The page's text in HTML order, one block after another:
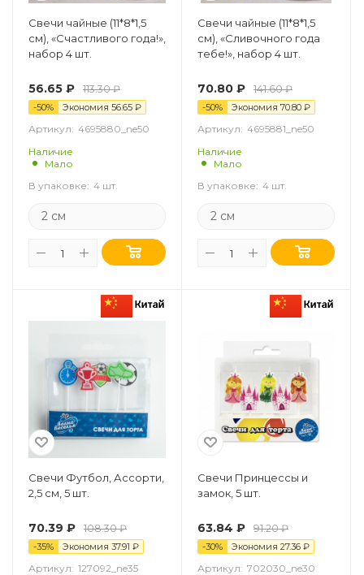
Свечи чайные (11*8*1,5
см), «Счастливого года!»,
набор 4 шт.
56.65 ₽ 113.30₽
-50% Экономия 56.65 ₽
Артикул: 4695880_ne50
Наличие
Мало
В упаковке: 4 шт.
2 см
Свечи чайные (11*8*1,5
см), «Сливочного года
тебе!», набор 4 шт.
70.80 ₽ 141.60₽
-50% Экономия 70.80 ₽
Артикул: 4695881_ne50
Наличие
Мало
В упаковке: 4 шт.
2 см
Свечи Футбол, Ассорти,
2,5 см, 5 шт.
70.39 ₽ 108.30₽
-35% Экономия 37.91 ₽
Артикул: 127092_ne35
Свечи Принцессы и
замок, 5 шт.
63.84 ₽ 91.20₽
-30% Экономия 27.36 ₽
Артикул: 702030_ne30